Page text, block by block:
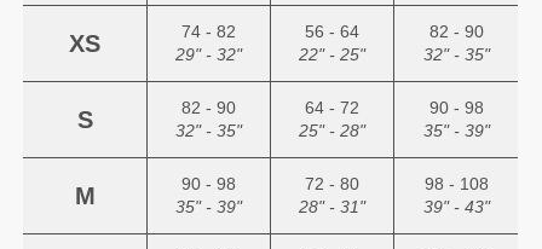
XS
74 - 82
29" - 32"
56 - 64
22" - 25"
82 - 90
32" - 35"
S
82 - 90
32" - 35"
64 - 72
25" - 28"
90 - 98
35" - 39"
M
90 - 98
35" - 39"
72 - 80
28" - 31"
98 - 108
39" - 43"